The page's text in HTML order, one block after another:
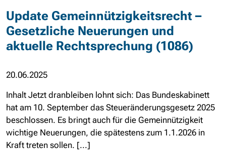
Update Gemeinnützigkeitsrecht –
Gesetzliche Neuerungen und
aktuelle Rechtsprechung (1086)
20.06.2025
Inhalt Jetzt dranbleiben lohnt sich: Das Bundeskabinett
hat am 10. September das Steueränderungsgesetz 2025
beschlossen. Es bringt auch für die Gemeinnützigkeit
wichtige Neuerungen, die spätestens zum 1.1.2026 in
Kraft treten sollen. [...]